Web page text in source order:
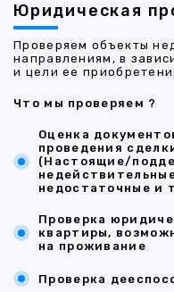
Юридическая
Проверяем объекты
направлениям, в
и цели ее
Что мы проверяем ?
Оценка
проведения
(Настоящие/
недостаточные и
Проверка
квартиры,
на проживание
Проверка